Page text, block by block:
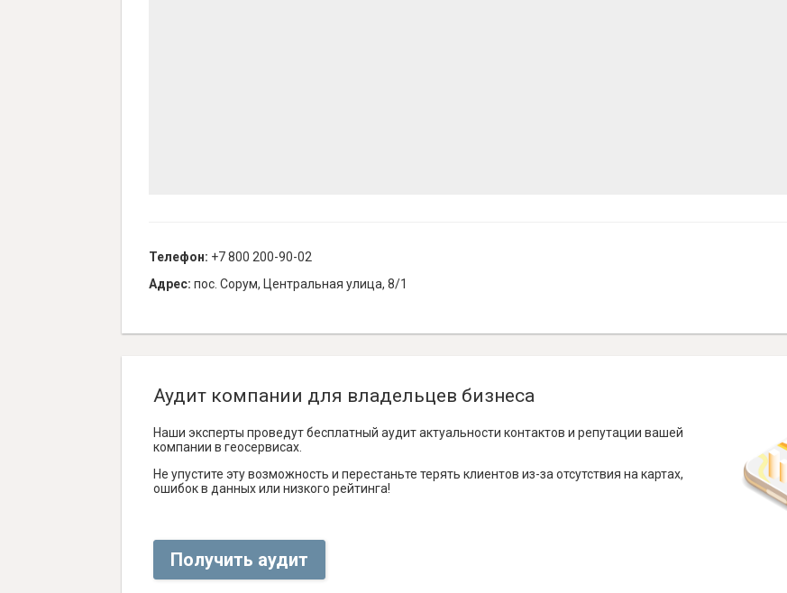
Телефон: +7 800 200-90-02
Адрес: пос. Сорум, Центральная улица, 8/1
Аудит компании для владельцев бизнеса
Наши эксперты проведут бесплатный аудит актуальности контактов и репутации вашей
компании в геосервисах.
Не упустите эту возможность и перестаньте терять клиентов из-за отсутствия на картах,
ошибок в данных или низкого рейтинга!
Получить аудит